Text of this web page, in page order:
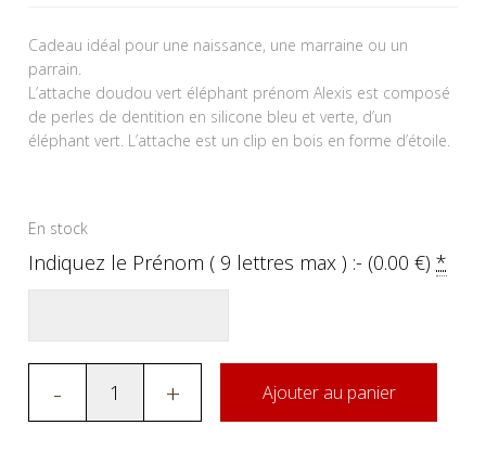
Cadeau idéal pour une naissance, une marraine ou un
parrain.
L’attache doudou vert éléphant prénom Alexis est composé
de perles de dentition en silicone bleu et verte, d’un
éléphant vert. L’attache est un clip en bois en forme d’étoile.
En stock
Indiquez le Prénom ( 9 lettres max ) :- (0.00€)*
- + Ajouter au panier